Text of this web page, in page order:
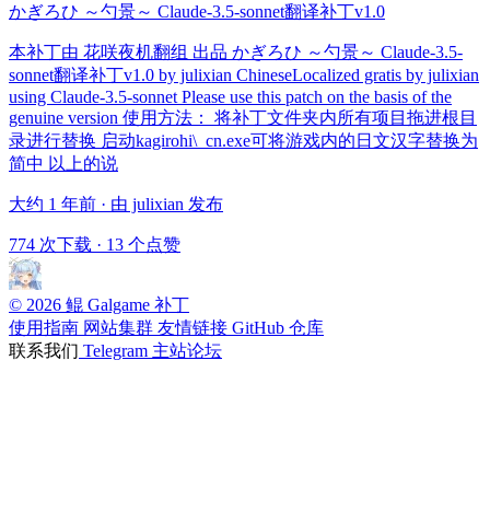
かぎろひ ～勺景～ Claude-3.5-sonnet翻译补丁v1.0
本补丁由 花咲夜机翻组 出品 かぎろひ ～勺景～ Claude-3.5-
sonnet翻译补丁v1.0 by julixian ChineseLocalized gratis by julixian
using Claude-3.5-sonnet Please use this patch on the basis of the
genuine version 使用方法： 将补丁文件夹内所有项目拖进根目
录进行替换 启动kagirohi\_cn.exe可将游戏内的日文汉字替换为
简中 以上的说
大约 1 年前 · 由 julixian 发布
774 次下载 · 13 个点赞
© 2026 鲲 Galgame 补丁
使用指南 网站集群 友情链接 GitHub 仓库
联系我们 Telegram 主站论坛